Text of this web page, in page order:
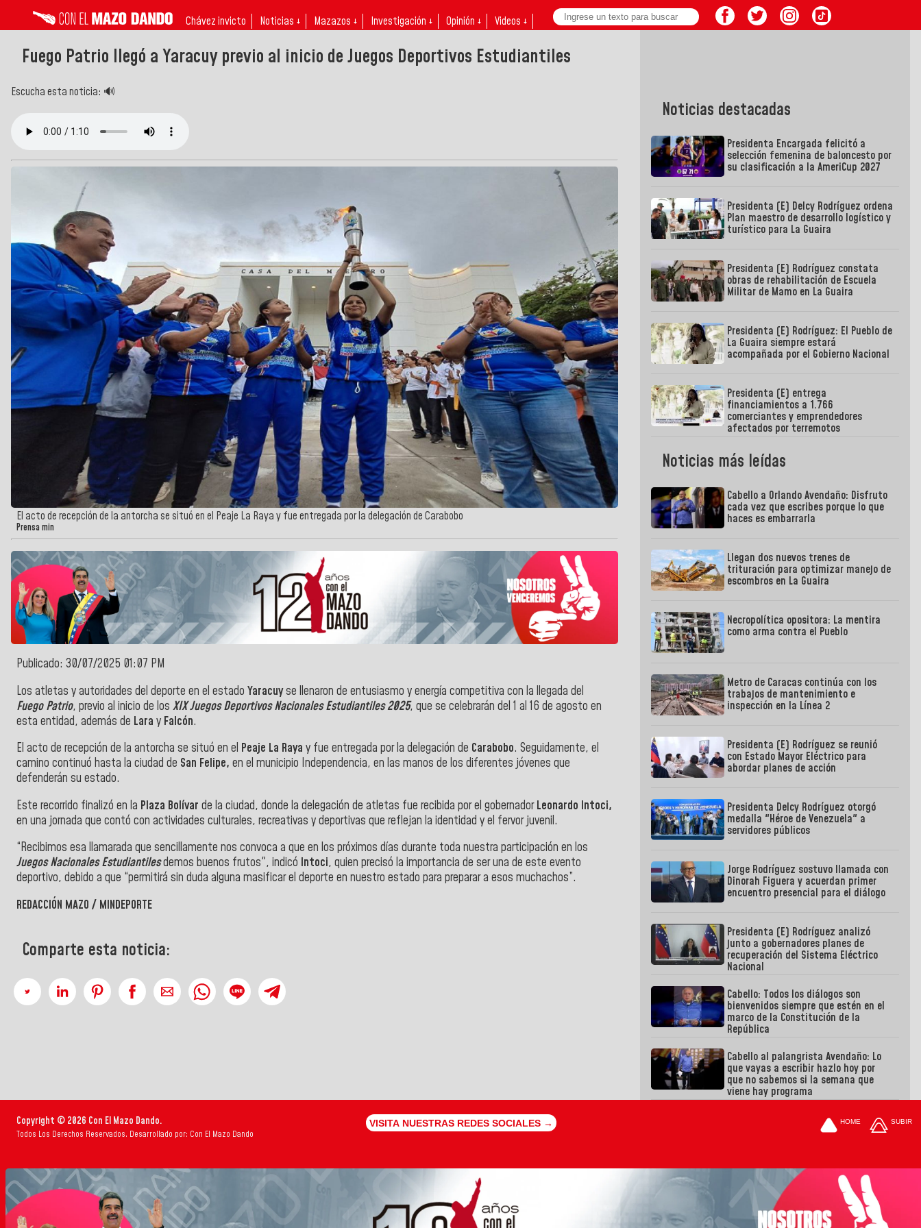
Chávez invicto Noticias ↓ Mazazos ↓ Investigación ↓ Opinión ↓ Videos ↓
Fuego Patrio llegó a Yaracuy previo al inicio de Juegos Deportivos Estudiantiles
Escucha esta noticia: 🔊
El acto de recepción de la antorcha se situó en el Peaje La Raya y fue entregada por la delegación de Carabobo
Prensa min
Publicado: 30/07/2025 01:07 PM
Los atletas y autoridades del deporte en el estado Yaracuyse llenaron de entusiasmo y energía competitiva con la llegada del
Fuego Patrio, previo al inicio de los XIX Juegos Deportivos Nacionales Estudiantiles 2025, que se celebrarán del 1 al 16 de agosto en
esta entidad, además de Lara y Falcón.
El acto de recepción de la antorcha se situó en el Peaje La Raya y fue entregada por la delegación de Carabobo. Seguidamente, el
camino continuó hasta la ciudad de San Felipe, en el municipio Independencia, en las manos de los diferentes jóvenes que
defenderán su estado.
Este recorrido finalizó en la Plaza Bolívar de la ciudad, donde la delegación de atletas fue recibida por el gobernadorLeonardo Intoci,
en una jornada que contó con actividades culturales, recreativas y deportivas que reflejan la identidad y el fervor juvenil.
“Recibimos esa llamarada que sencillamente nos convoca a que en los próximos días durante toda nuestra participación en los
Juegos Nacionales Estudiantilesdemos buenos frutos", indicó Intoci, quien precisó la importancia de ser una de este evento
deportivo, debido a que “permitirá sin duda alguna masificar el deporte en nuestro estado para preparar a esos muchachos”.
REDACCIÓN MAZO / MINDEPORTE
Comparte esta noticia:
Noticias destacadas
Presidenta Encargada felicitó a
selección femenina de baloncesto por
su clasificación a la AmeriCup 2027
Presidenta (E) Delcy Rodríguez ordena
Plan maestro de desarrollo logístico y
turístico para La Guaira
Presidenta (E) Rodríguez constata
obras de rehabilitación de Escuela
Militar de Mamo en La Guaira
Presidenta (E) Rodríguez: El Pueblo de
La Guaira siempre estará
acompañada por el Gobierno Nacional
Presidenta (E) entrega
financiamientos a 1.766
comerciantes y emprendedores
afectados por terremotos
Noticias más leídas
Cabello a Orlando Avendaño: Disfruto
cada vez que escribes porque lo que
haces es embarrarla
Llegan dos nuevos trenes de
trituración para optimizar manejo de
escombros en La Guaira
Necropolítica opositora: La mentira
como arma contra el Pueblo
Metro de Caracas continúa con los
trabajos de mantenimiento e
inspección en la Línea 2
Presidenta (E) Rodríguez se reunió
con Estado Mayor Eléctrico para
abordar planes de acción
Presidenta Delcy Rodríguez otorgó
medalla "Héroe de Venezuela" a
servidores públicos
Jorge Rodríguez sostuvo llamada con
Dinorah Figuera y acuerdan primer
encuentro presencial para el diálogo
Presidenta (E) Rodríguez analizó
junto a gobernadores planes de
recuperación del Sistema Eléctrico
Nacional
Cabello: Todos los diálogos son
bienvenidos siempre que estén en el
marco de la Constitución de la
República
Cabello al palangrista Avendaño: Lo
que vayas a escribir hazlo hoy por
que no sabemos si la semana que
viene hay programa
Copyright © 2026 Con El Mazo Dando.
Todos Los Derechos Reservados. Desarrollado por: Con El Mazo Dando
VISITA NUESTRAS REDES SOCIALES → HOME SUBIR